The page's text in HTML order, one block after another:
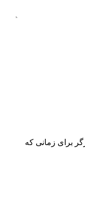
برای زمانی که